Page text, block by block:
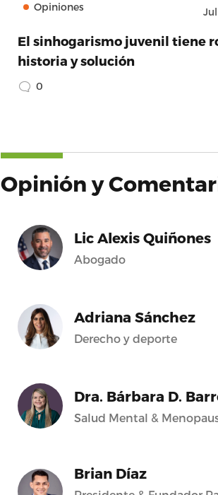
Opiniones
El sinhogarismo juvenil tiene
historia y solución
0
Opinión y
Lic Alexis Quiñones
Abogado
Adriana Sánchez
Derecho y deporte
Dra. Bárbara D.
Salud Mental &
Brian Díaz